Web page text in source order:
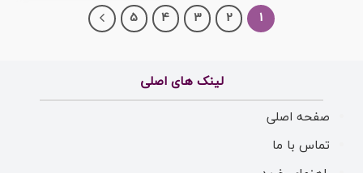
1
2
3
4
5
لینک های اصلی
صفحه اصلی
تماس با ما